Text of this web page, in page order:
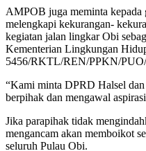
AMPOB juga meminta kepada
melengkapi kekurangan-
kegiatan jalan lingkar Obi
Kementerian Lingkungan
5456/RKTL/REN/PPKN/
“Kami minta DPRD Halsel
berpihak dan mengawal
Jika parapihak tidak
mengancam akan memboikot
seluruh Pulau Obi.